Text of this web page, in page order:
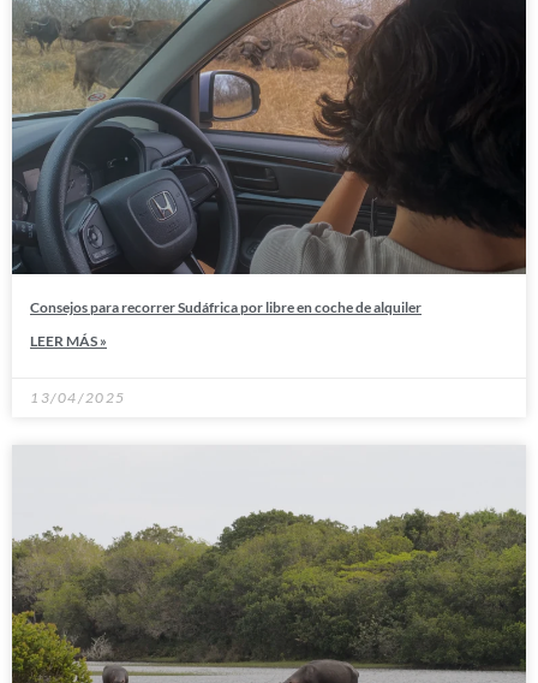
Consejos para recorrer Sudáfrica por libre en coche de alquiler
LEER MÁS »
13/04/2025